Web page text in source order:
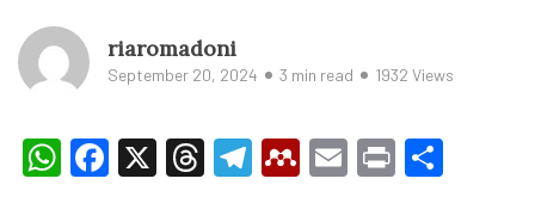
riaromadoni
September 20, 2024 3 min read 1932 Views
WhatsApp
Facebook
X Threads
Telegram
Mendeley
Email
Print